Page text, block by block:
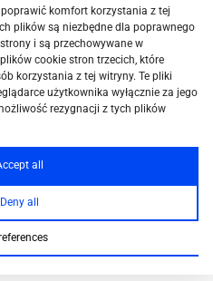
komfort korzystania z tej
plików są niezbędne dla poprawnego
i są przechowywane w
cookie stron trzecich, które
korzystania z tej witryny. Te pliki
użytkownika wyłącznie za jego
rezygnacji z tych plików
all
Deny all